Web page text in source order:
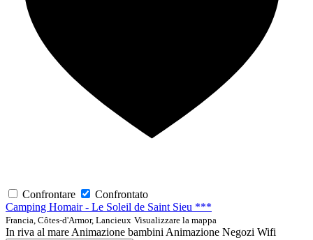
Confrontare
Confrontato
Camping Homair - Le Soleil de Saint Sieu ***
Francia, Côtes-d'Armor, Lancieux Visualizzare la mappa
In riva al mareAnimazione bambiniAnimazione Negozi Wifi